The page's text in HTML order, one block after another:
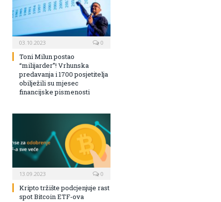
03.10.2023 0
Toni Milun postao
“milijarder”! Vrhunska
predavanja i 1700 posjetitelja
obilježili su mjesec
financijske pismenosti
13.09.2023 0
Kripto tržište podcjenjuje rast
spot Bitcoin ETF-ova